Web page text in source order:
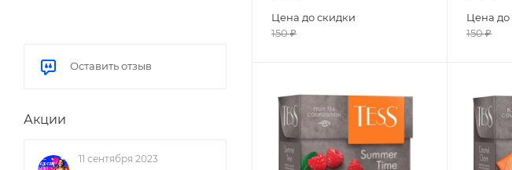
Цена до скидки
150₽
Цена до
150₽
Оставить отзыв
Акции
11 сентября 2023